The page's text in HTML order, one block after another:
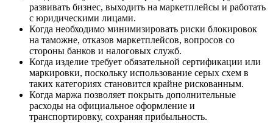
развивать бизнес, выходить на маркетплейсы и работать
с юридическими лицами.
Когда необходимо минимизировать риски блокировок
на таможне, отказов маркетплейсов, вопросов со
стороны банков и налоговых служб.
Когда изделие требует обязательной сертификации или
маркировки, поскольку использование серых схем в
таких категориях становится крайне рискованным.
Когда маржа позволяет покрыть дополнительные
расходы на официальное оформление и
транспортировку, сохраняя прибыльность.